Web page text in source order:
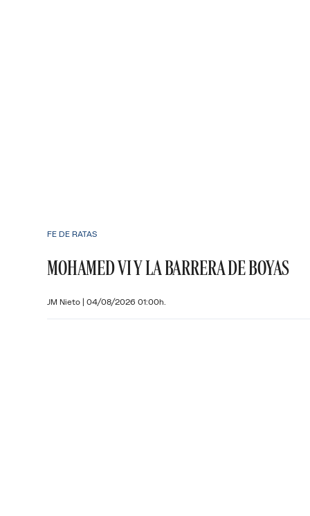
FE DE RATAS
MOHAMED VI Y LA BARRERA DE BOYAS
JM Nieto | 04/08/2026 01:00h.